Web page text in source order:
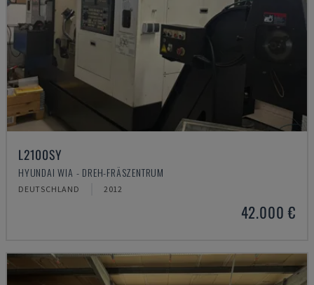
L2100SY
HYUNDAI WIA - DREH-FRÄSZENTRUM
DEUTSCHLAND 2012
42.000 €